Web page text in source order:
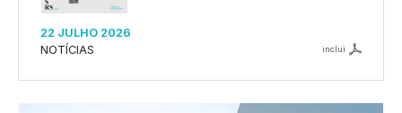
22 JULHO 2026
NOTÍCIAS
inclui